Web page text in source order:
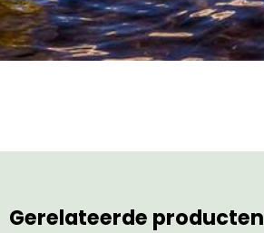
Gerelateerde producten